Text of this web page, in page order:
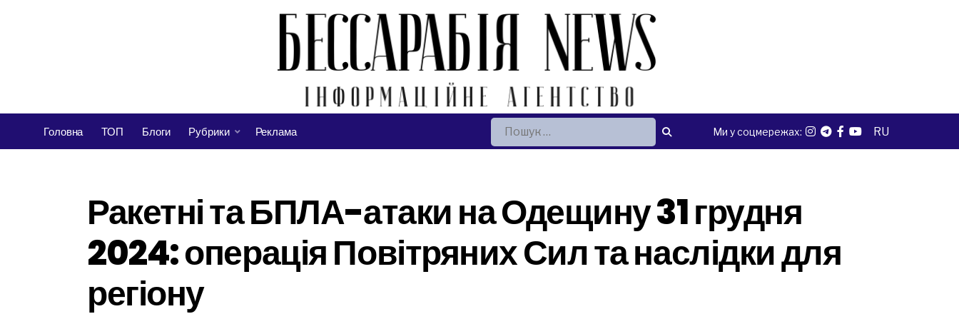
Головна ТОП Блоги Рубрики Реклама Пошук: Ми у соцмережах: RU
Ракетні та БПЛА-атаки на Одещину 31 грудня
2024: операція Повітряних Сил та наслідки для
регіону